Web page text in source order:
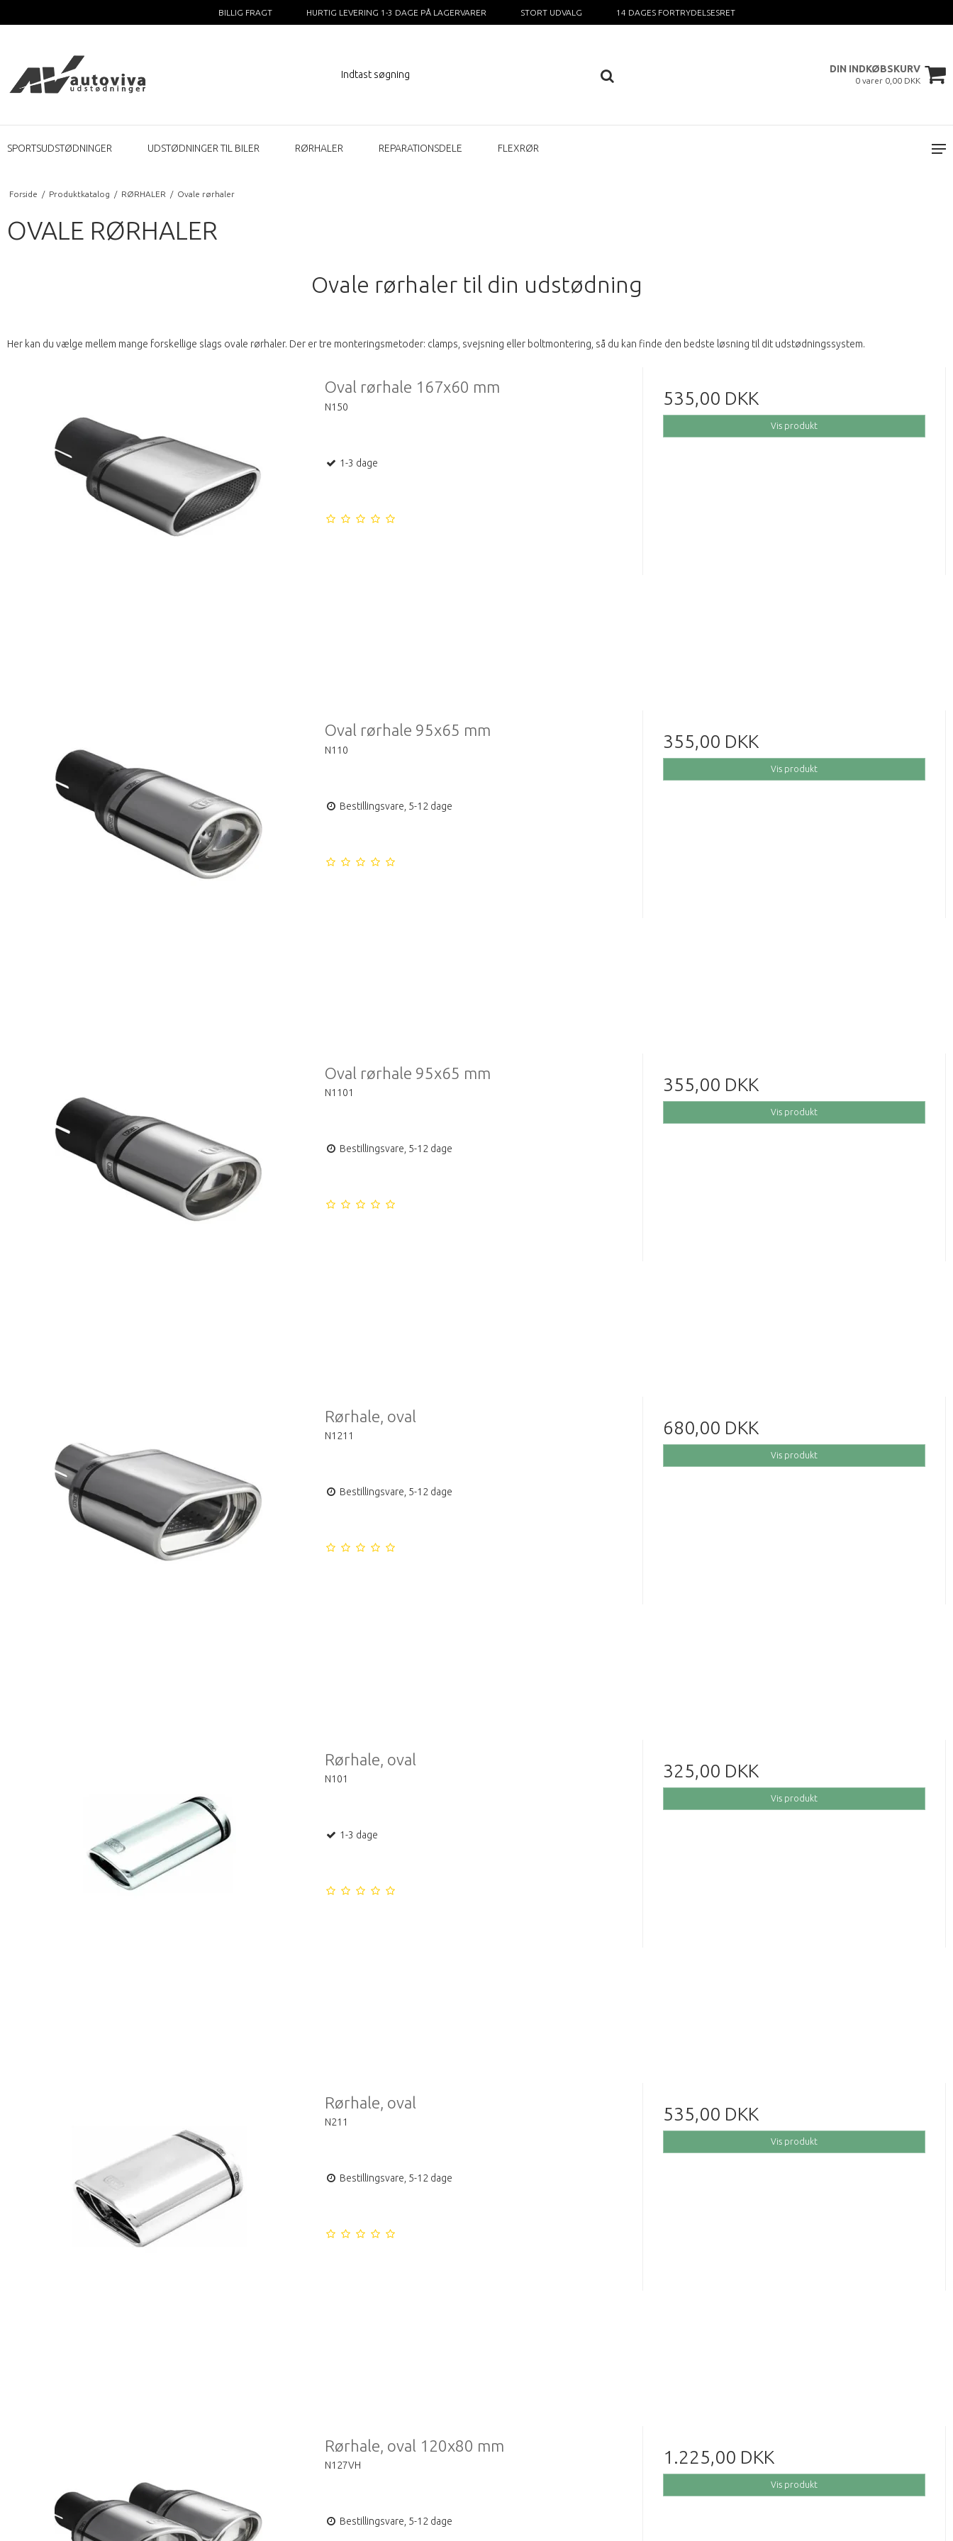
BILLIG FRAGT HURTIG LEVERING 1-3 DAGE PÅ LAGERVARER STORT UDVALG 14 DAGES FORTRYDELSESRET
DIN INDKØBSKURV
0 varer 0,00 DKK
SPORTSUDSTØDNINGER UDSTØDNINGER TIL BILER RØRHALER REPARATIONSDELE FLEXRØR
Forside / Produktkatalog / RØRHALER / Ovale rørhaler
OVALE RØRHALER
Ovale rørhaler til din udstødning
Her kan du vælge mellem mange forskellige slags ovale rørhaler. Der er tre monteringsmetoder: clamps, svejsning eller boltmontering, så du kan finde den bedste løsning til dit udstødningssystem.
Oval rørhale 167x60 mm
N150
1-3 dage
535,00 DKK
Vis produkt
Oval rørhale 95x65 mm
N110
Bestillingsvare, 5-12 dage
355,00 DKK
Vis produkt
Oval rørhale 95x65 mm
N1101
Bestillingsvare, 5-12 dage
355,00 DKK
Vis produkt
Rørhale, oval
N1211
Bestillingsvare, 5-12 dage
680,00 DKK
Vis produkt
Rørhale, oval
N101
1-3 dage
325,00 DKK
Vis produkt
Rørhale, oval
N211
Bestillingsvare, 5-12 dage
535,00 DKK
Vis produkt
Rørhale, oval 120x80 mm
N127VH
Bestillingsvare, 5-12 dage
1.225,00 DKK
Vis produkt